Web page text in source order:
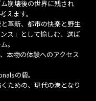
崩壊後の世界に残され
えます。
革新、都市の快楽と野生
ンス」として愉しむ、選ば
。
本物の体験へのアクセス
の砦。
ための、現代の港となり